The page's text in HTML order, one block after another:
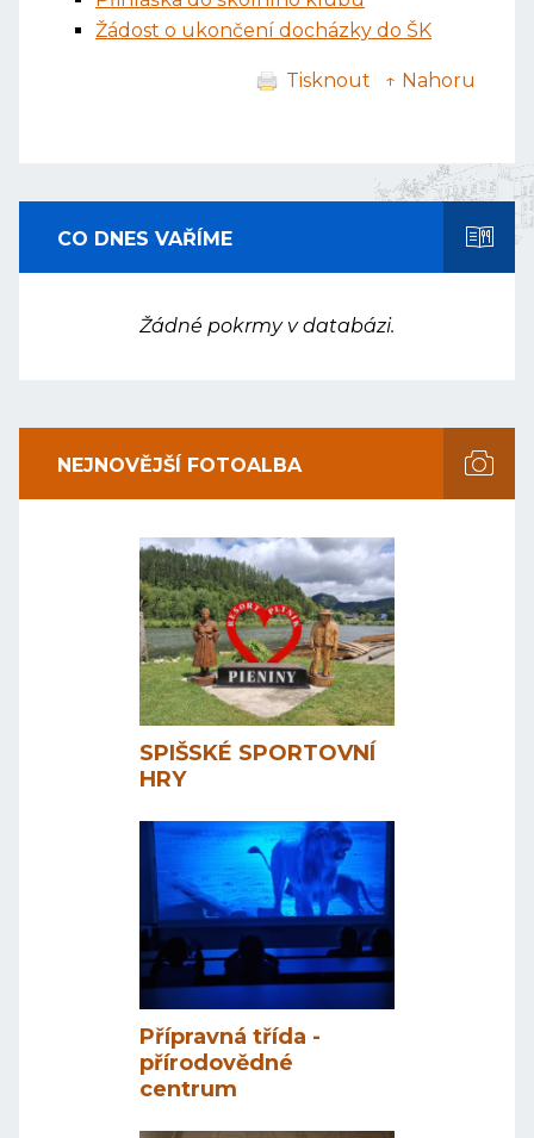
Žádost o ukončení docházky do ŠK
Tisknout ↑ Nahoru
CO DNES VAŘÍME
Žádné pokrmy v databázi.
NEJNOVĚJŠÍ FOTOALBA
SPIŠSKÉ SPORTOVNÍ
HRY
Přípravná třída -
přírodovědné
centrum